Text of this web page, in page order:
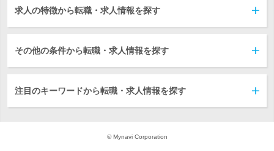
求人の特徴から転職・求人情報を探す
その他の条件から転職・求人情報を探す
注目のキーワードから転職・求人情報を探す
© Mynavi Corporation